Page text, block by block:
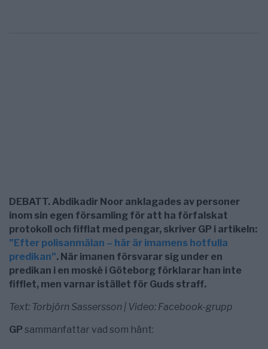
DEBATT. Abdikadir Noor anklagades av personer
inom sin egen församling för att ha förfalskat
protokoll och fifflat med pengar, skriver GP i artikeln:
”Efter polisanmälan – här är imamens hotfulla
predikan”. När imanen försvarar sig under en
predikan i en moské i Göteborg förklarar han inte
fifflet, men varnar istället för Guds straff.
Text: Torbjörn Sassersson | Video: Facebook-grupp
GPsammanfattar vad som hänt: